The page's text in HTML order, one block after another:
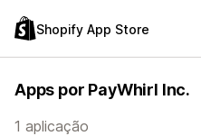
Shopify App Store
Apps por PayWhirl Inc.
1 aplicação